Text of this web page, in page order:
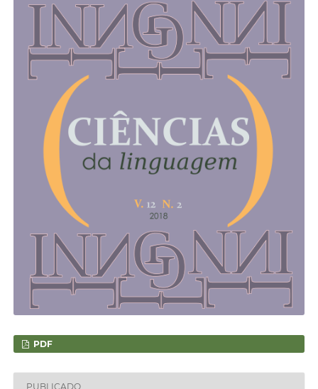
PDF
PUBLICADO